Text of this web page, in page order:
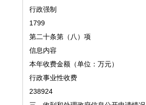
行政强制
1799
第二十条第（八）项
信息内容
本年收费金额（单位：万元）
行政事业性收费
238924